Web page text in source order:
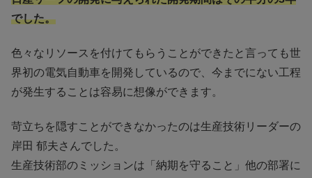
でした。
色々なリソースを付けてもらうことができたと言っても世
界初の電気自動車を開発しているので、今までにない工程
が発生することは容易に想像ができます。
苛立ちを隠すことができなかったのは生産技術リーダーの
岸田 郁夫さんでした。
生産技術部のミッションは「納期を守ること」他の部署に